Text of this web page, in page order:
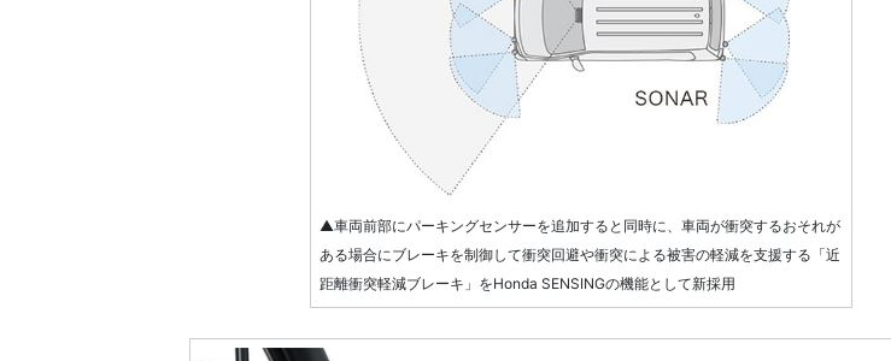
▲車両前部にパーキングセンサーを追加すると同時に、車両が衝突するおそれが
ある場合にブレーキを制御して衝突回避や衝突による被害の軽減を支援する「近
距離衝突軽減ブレーキ」をHonda SENSINGの機能として新採用